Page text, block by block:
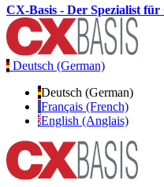
CX-Basis - Der Spezialist
Deutsch (German)
Deutsch (German)
Français (French)
English (Anglais)